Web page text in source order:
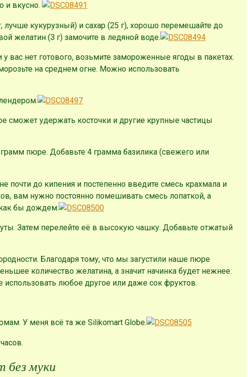
и вкусно.
лучше кукурузный) и сахар (25 г), хорошо перемешайте до
желатин (3 г) замочите в ледяной воде.
вас нет готового, возьмите замороженные ягоды в пакетах.
на среднем огне. Можно использовать
сможет удержать косточки и другие крупные частицы
пюре. Добавьте 4 грамма базилика (свежего или
почти до кипения и постепенно введите смесь крахмала и
вам нужно постоянно помешивать смесь лопаткой, а
как бы дождем.
Затем перелейте её в высокую чашку. Добавьте отжатый
Благодаря тому, что мы загустили наше пюре
количество желатина, а значит начинка будет нежнее.
любое другое или даже сок фруктов.
У меня всё та же Silikomart Globe.
без муки